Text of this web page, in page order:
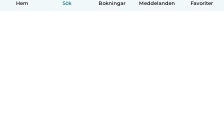
Hem Sök Bokningar Meddelanden Favoriter